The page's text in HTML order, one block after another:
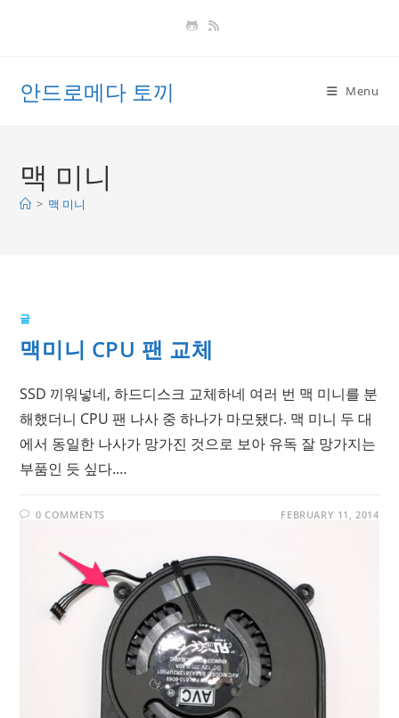
안드로메다 토끼 Menu
맥 미니
> 맥 미니
글
맥미니 CPU 팬 교체
SSD 끼워넣네, 하드디스크 교체하네 여러 번 맥 미니를 분
해했더니 CPU 팬 나사 중 하나가 마모됐다. 맥 미니 두 대
에서 동일한 나사가 망가진 것으로 보아 유독 잘 망가지는
부품인 듯 싶다.…
0 COMMENTS FEBRUARY 11, 2014